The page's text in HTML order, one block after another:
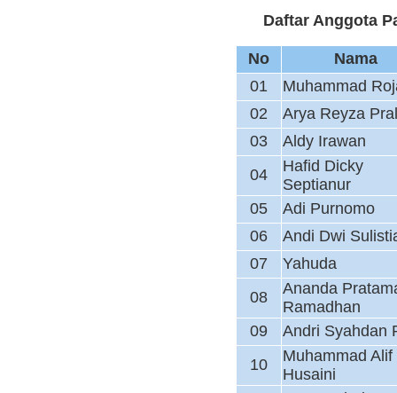
Daftar Anggota
No
Nama
01
Muhammad
02
Arya Reyza
03
Aldy Irawan
04
Hafid Dicky
Septianur
05
Adi Purnomo
06
Andi Dwi
07
Yahuda
08
Ananda
Ramadhan
09
Andri Syahdan
10
Muhammad Alif
Husaini